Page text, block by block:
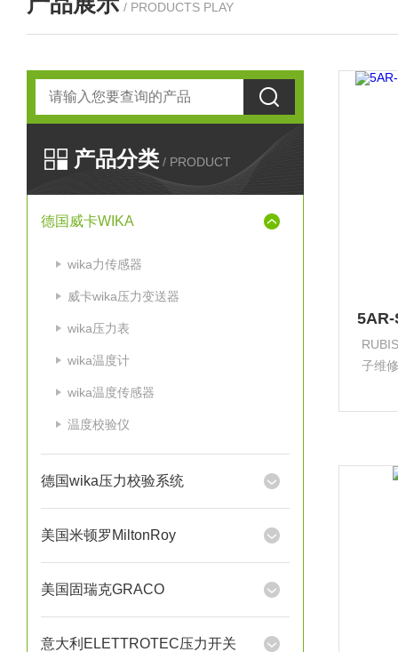
/ PRODUCTS PLAY
产品分类 / PRODUCT
德国威卡WIKA
wika力传感器
威卡wika压力变送器
wika压力表
wika温度计
wika温度传感器
温度校验仪
德国wika压力校验系统
美国米顿罗MiltonRoy
美国固瑞克GRACO
意大利ELETTROTEC压力开关
子维
成，